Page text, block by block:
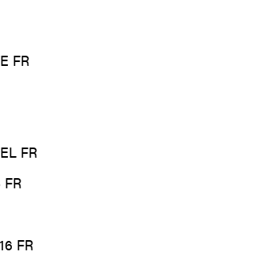
FR
FR
FR
FR